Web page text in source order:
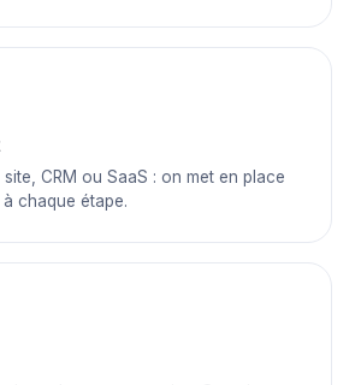
CRM ou SaaS : on met en place
chaque étape.